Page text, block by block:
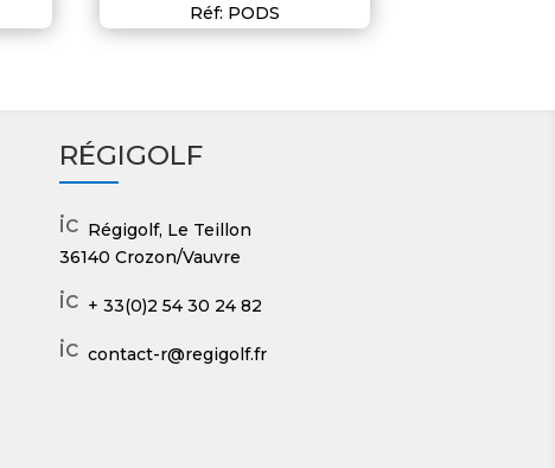
Réf: PODS
RÉGIGOLF
ic
o
n
_
a
p
Régigolf, Le Teillon
36140 Crozon/Vauvre
ic
n
+ 33(0)2 54 30 24 82
ic contact-r@regigolf.fr